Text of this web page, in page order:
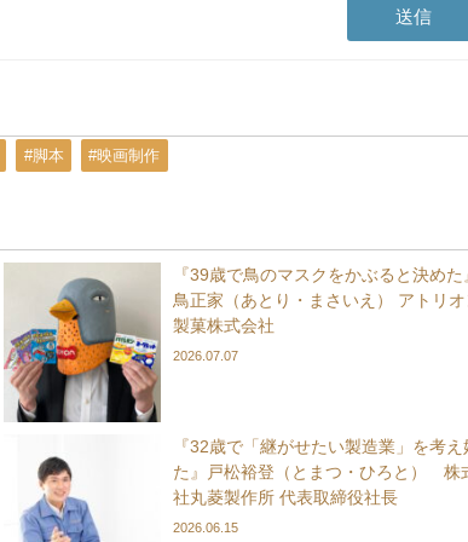
#脚本 #映画制作
『39歳で鳥のマスクをかぶると決めた
鳥正家（あとり・まさいえ） アトリオ
製菓株式会社
2026.07.07
『32歳で「継がせたい製造業」を考え
た』戸松裕登（とまつ・ひろと） 株
社丸菱製作所 代表取締役社長
2026.06.15